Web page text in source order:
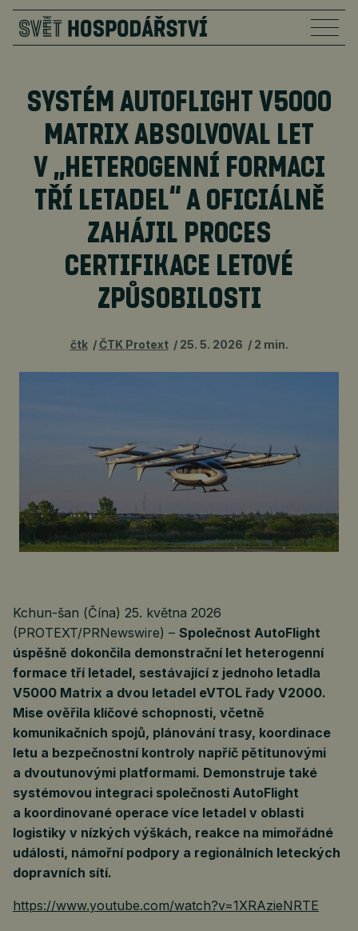
SYSTÉM AUTOFLIGHT V5000
MATRIX ABSOLVOVAL LET
V „HETEROGENNÍ FORMACI
TŘÍ LETADEL“ A OFICIÁLNĚ
ZAHÁJIL PROCES
CERTIFIKACE LETOVÉ
ZPŮSOBILOSTI
čtk ČTK Protext 25. 5. 2026 2 min.
Kchun-šan (Čína) 25. května 2026
(PROTEXT/PRNewswire) – Společnost AutoFlight
úspěšně dokončila demonstrační let heterogenní
formace tří letadel, sestávající z jednoho letadla
V5000 Matrix a dvou letadel eVTOL řady V2000.
Mise ověřila klíčové schopnosti, včetně
komunikačních spojů, plánování trasy, koordinace
letu a bezpečnostní kontroly napříč pětitunovými
a dvoutunovými platformami. Demonstruje také
systémovou integraci společnosti AutoFlight
a koordinované operace více letadel v oblasti
logistiky v nízkých výškách, reakce na mimořádné
události, námořní podpory a regionálních leteckých
dopravních sítí.
https://www.youtube.com/watch?v=1XRAzieNRTE